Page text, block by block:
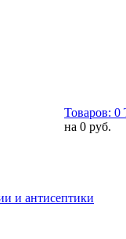
Товаров: 0
на 0 руб.
и антисептики